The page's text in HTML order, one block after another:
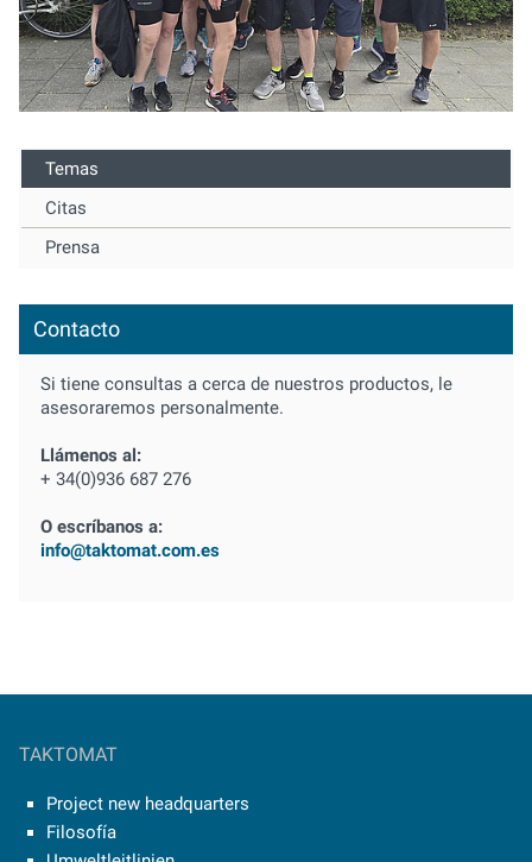
Temas
Citas
Prensa
Contacto
Si tiene consultas a cerca de nuestros productos, le
asesoraremos personalmente.
Llámenos al:
+ 34(0)936 687 276
O escríbanos a:
info@taktomat.com.es
TAKTOMAT
Project new headquarters
Filosofía